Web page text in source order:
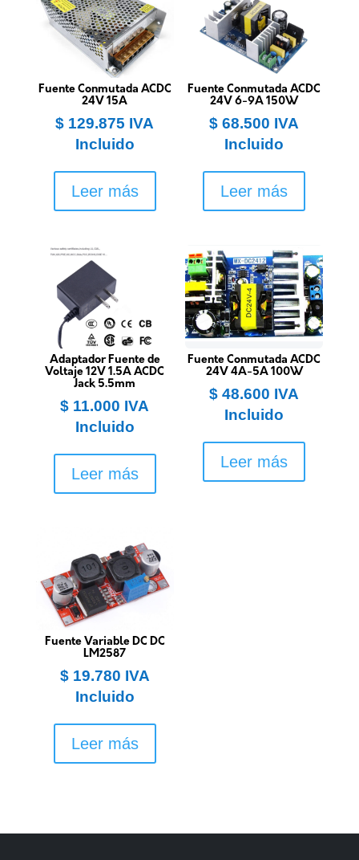
Fuente Conmutada ACDC
24V 15A
$ 129.875 IVA
Incluido
Leer más
Fuente Conmutada ACDC
24V 6-9A 150W
$ 68.500 IVA
Incluido
Leer más
Adaptador Fuente de
Voltaje 12V 1.5A ACDC
Jack 5.5mm
$ 11.000 IVA
Incluido
Leer más
Fuente Conmutada ACDC
24V 4A-5A 100W
$ 48.600 IVA
Incluido
Leer más
Fuente Variable DC DC
LM2587
$19.780 IVA
Incluido
Leer más